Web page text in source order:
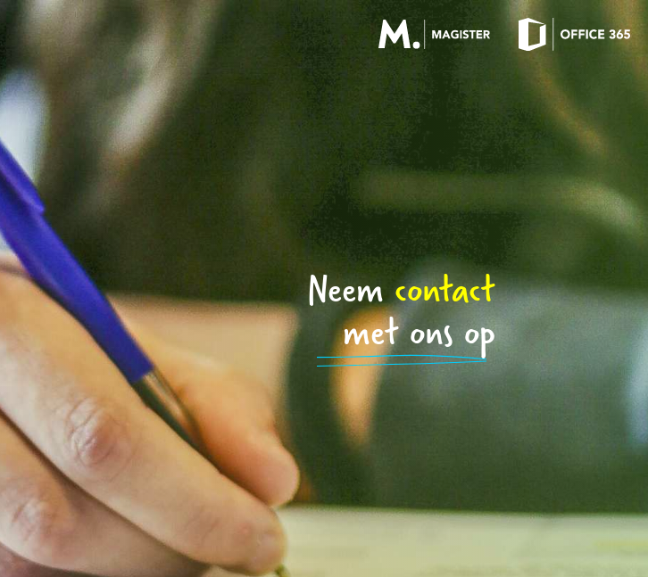
MAGISTER LOGIN OFFICE 365 LOGIN
Neemcontact
met ons op